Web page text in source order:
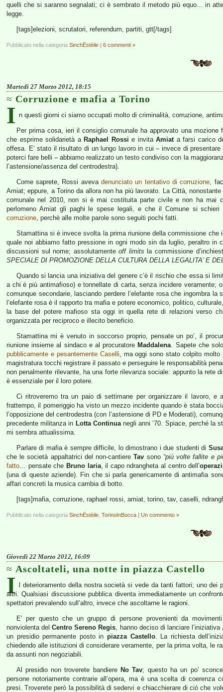
quelli che si saranno segnalati; ci è sembrato il metodo più equo… in
legge.
[tags]elezioni, scrutatori, referendum, partiti, gtt[/tags]
Pubblicato nella categoria SinchËstèile | 6 commenti »
Martedì 27 Marzo 2012, 18:15
Corruzione e mafia a Torino
I n questi giorni ci siamo occupati molto di criminalità, corruzione,
Per prima cosa, ieri il consiglio comunale ha approvato una
che esprime solidarietà a Raphael Rossi e invitaAmiat a farsi carico
offesa. E’ stato il risultato di un lungo lavoro in cui – invece di
poterci fare belli – abbiamo realizzato un testo condiviso con la
l’astensione/assenza del centrodestra).
Come saprete, Rossi aveva denunciato un tentativo di corruzione,
Amiat; eppure, a Torino da allora non ha più lavorato. La Città,
comunale nel 2010, non si è mai costituita parte civile e non ha mai
perlomeno Amiat gli paghi le spese legali, e che il Comune si
corruzione, perchè alle molte parole sono seguiti pochi fatti.
Stamattina si è invece svolta la prima riunione della commissione che
quale noi abbiamo fatto pressione in ogni modo sin da luglio, peraltro in
discussioni sul nome; assolutamenteoff limits la commissione
SPECIALE DI PROMOZIONE DELLA CULTURA DELLA LEGALITA’ E
Quando si lancia una iniziativa del genere c’è il rischio che essa si
a chi è più antimafioso) e tonnellate di carta, senza incidere veramente;
comunque secondarie, lasciando perdere l’elefante rosa che ingombra
l’elefante rosa è il rapporto tra mafia e potere economico, politico,
la base del potere mafioso sta oggi in quella rete di relazioni verso
organizzata per reciproco e illecito beneficio.
Stamattina mi è venuto in soccorso proprio, pensate un po’, il
riunione insieme al sindaco e al procuratore Maddalena. Sapete che
pubblicamente e pesantemente Caselli, ma oggi sono stato colpito
magistratura tocchi registrare il passato e perseguire le responsabilità
non penalmente rilevante, ha una forte rilevanza sociale: appunto la rete
è essenziale per il loro potere.
Ci ritroveremo tra un paio di settimane per organizzare il lavoro, e
frattempo, il pomeriggio ha visto un mezzo incidente quando è stata
l’opposizione del centrodestra (con l’astensione di PD e Moderati),
precedente militanza in Lotta Continuanegli anni ’70. Spiace, perché la
mi sembra attualissima.
Parlare di mafia è sempre difficile, lo dimostrano i due studenti di
che le società appaltatrici del non-cantiereTav sono “più volte fallite e
fatto… pensate che Bruno Iaria, il capo ndrangheta al centro dell’
(una di queste aziende). Fin che si parla genericamente di antimafia
affari concreti la musica cambia di botto.
[tags]mafia, corruzione, raphael rossi, amiat, torino, tav, caselli,
Pubblicato nella categoria SinchËstèile TorinoInBocca | Un commento »
Giovedì 22 Marzo 2012, 16:09
Ascoltateli, una notte in piazza Castello
I
l deterioramento della nostra società si vede da tanti fattori; uno
altri. Qualsiasi discussione pubblica diventa immediatamente un
spettatori prevalendo sull’altro, invece che ascoltarne le ragioni.
E’ per questo che un gruppo di persone provenienti da
nonviolenta delCentro Sereno Regis, hanno deciso di lanciare l’iniziativa
un presidio permanente posto in piazza Castello. La richiesta
chiedendo alle istituzioni di considerare veramente, per la prima volta, le
da assunti non negoziabili.
Al presidio non troverete bandiere No Tav; questo ha un po’
persone notoriamente contrarie all’opera, ma è una scelta di
presi. Troverete però la possibilità di sedervi e chiacchierare di ciò che